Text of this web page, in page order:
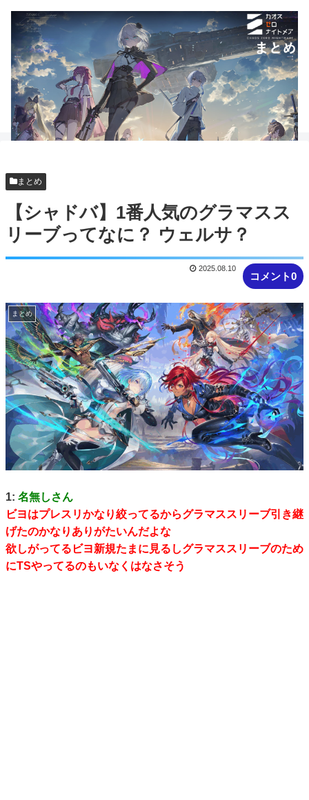
まとめ
【シャドバ】1番人気のグラマスス
リーブってなに？ ウェルサ？
コメント0
2025.08.10
まとめ
1: 名無しさん
ビヨはプレスリかなり絞ってるからグラマススリーブ引き継
げたのかなりありがたいんだよな
欲しがってるビヨ新規たまに見るしグラマススリーブのため
にTSやってるのもいなくはなさそう